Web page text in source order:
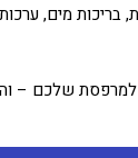
בריכות מים,
למרפסת שלכם –